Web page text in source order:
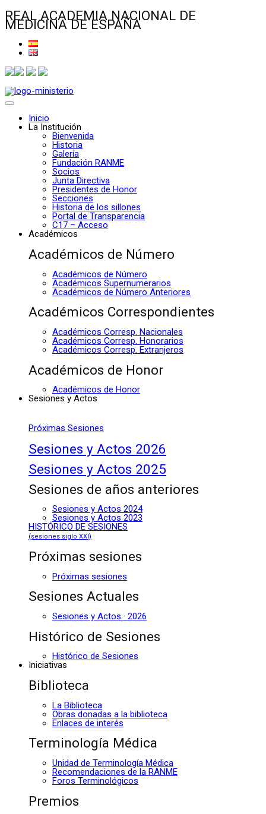
REAL ACADEMIA NACIONAL DE
MEDICINA DE ESPAÑA
Inicio
La Institución
Bienvenida
Historia
Galería
Fundación RANME
Socios
Junta Directiva
Presidentes de Honor
Secciones
Historia de los sillones
Portal de Transparencia
C17 – Acceso
Académicos
Académicos de Número
Académicos de Número
Académicos Supernumerarios
Académicos de Número Anteriores
Académicos Correspondientes
Académicos Corresp. Nacionales
Académicos Corresp. Honorarios
Académicos Corresp. Extranjeros
Académicos de Honor
Académicos de Honor
Sesiones y Actos
Próximas Sesiones
Sesiones y Actos 2026
Sesiones y Actos 2025
Sesiones de años anteriores
Sesiones y Actos 2024
Sesiones y Actos 2023
HISTÓRICO DE SESIONES
(sesiones siglo XXI)
Próximas sesiones
Próximas sesiones
Sesiones Actuales
Sesiones y Actos · 2026
Histórico de Sesiones
Histórico de Sesiones
Iniciativas
Biblioteca
La Biblioteca
Obras donadas a la biblioteca
Enlaces de interés
Terminología Médica
Unidad de Terminología Médica
Recomendaciones de la RANME
Foros Terminológicos
Premios